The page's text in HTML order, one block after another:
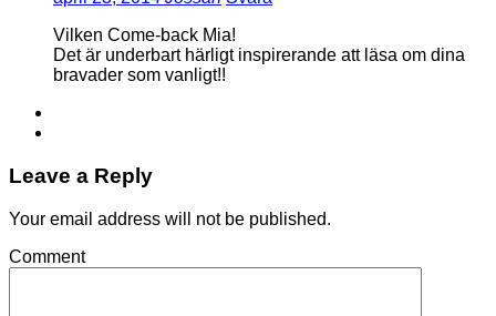
Vilken Come-back Mia!
Det är underbart härligt inspirerande att läsa om dina
bravader som vanligt!!
Leave a Reply
Your email address will not be published.
Comment